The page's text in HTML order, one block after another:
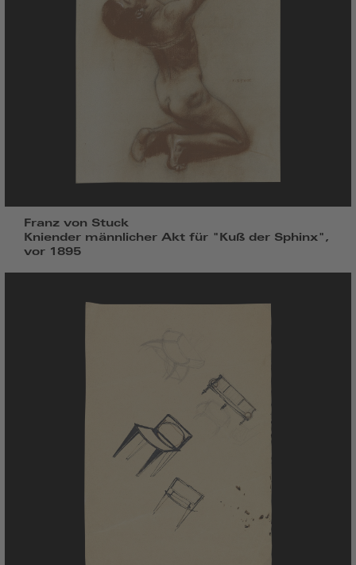
Franz von Stuck
Kniender männlicher Akt für "Kuß der Sphinx",
vor 1895